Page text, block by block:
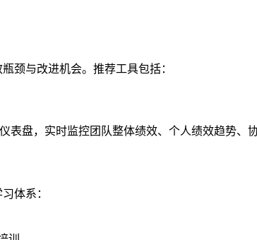
颈与改进机会。推荐工具包括：
盘，实时监控团队整体绩效、个人绩效趋势、
体系：